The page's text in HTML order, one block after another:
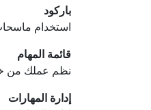
باركود
استخدام
قائمة المهام
نظم عملك من
إدارة المهارات